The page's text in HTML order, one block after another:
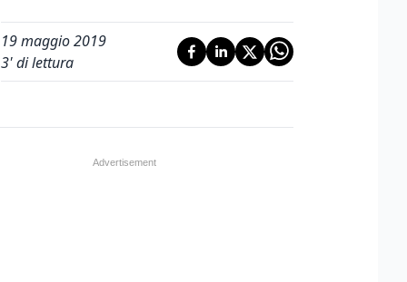
19 maggio 2019
3' di lettura